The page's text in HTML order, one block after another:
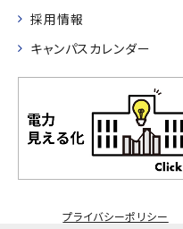
採用情報
キャンパスカレンダー
プライバシーポリシー